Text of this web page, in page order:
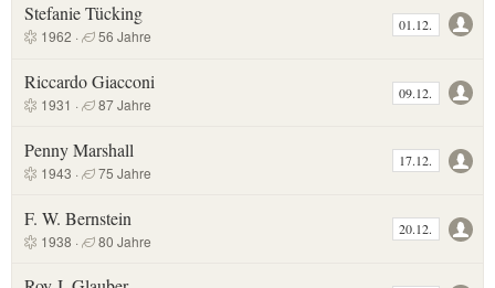
Stefanie Tücking
1962 · 56 Jahre
01.12.
Riccardo Giacconi
1931 · 87 Jahre
09.12.
Penny Marshall
1943 · 75 Jahre
17.12.
F. W. Bernstein
1938 · 80 Jahre
20.12.